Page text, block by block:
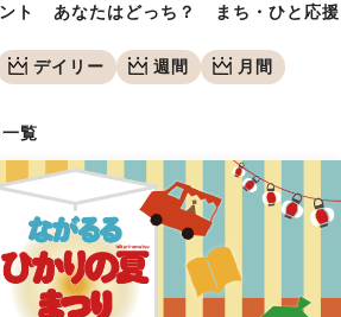
ト あなたはどっち？ まち・ひと応援
デイリー 週間 月間
覧